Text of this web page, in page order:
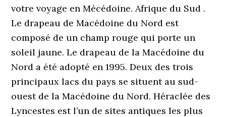
votre voyage en Mécédoine. Afrique du Sud .
Le drapeau de Macédoine du Nord est
composé de un champ rouge qui porte un
soleil jaune. Le drapeau de la Macédoine du
Nord a été adopté en 1995. Deux des trois
principaux lacs du pays se situent au sud-
ouest de la Macédoine du Nord. Héraclée des
Lyncestes est l’un de sites antiques les plus